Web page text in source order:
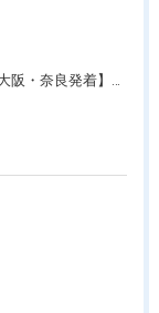
＜コース番号：T2370＞【大阪・奈良発着】たっぷり3時間滞在！名画の記念写真が撮れる美術館！「大塚国際美術館」